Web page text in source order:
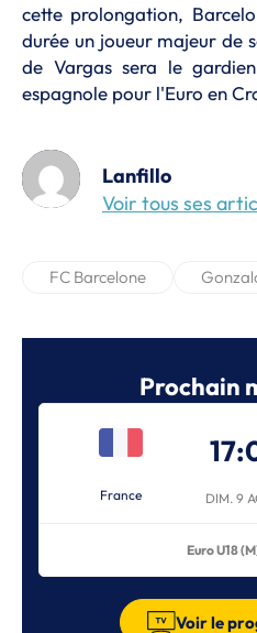
cette prolongation,
durée un joueur majeur de
de Vargas sera le
espagnole pour l'Euro en
Lanfillo
Voir tous ses
FC Barcelone
Prochain
France DIM. 9
Euro U18
Voir le